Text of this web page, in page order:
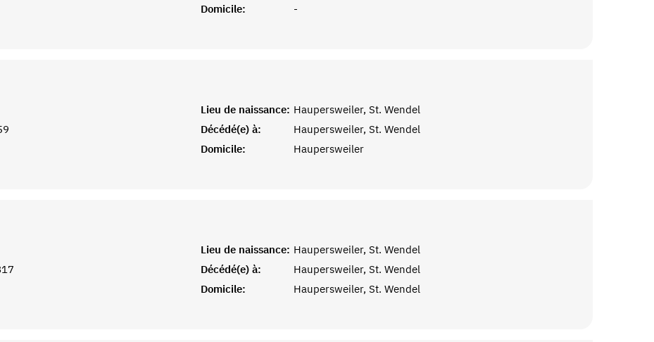
Domicile:
-
Lieu de naissance: Haupersweiler, St. Wendel
Décédé(e) à:
Haupersweiler, St. Wendel
Domicile:
Haupersweiler
Lieu de naissance: Haupersweiler, St. Wendel
Décédé(e) à:
Haupersweiler, St. Wendel
Domicile:
Haupersweiler, St. Wendel